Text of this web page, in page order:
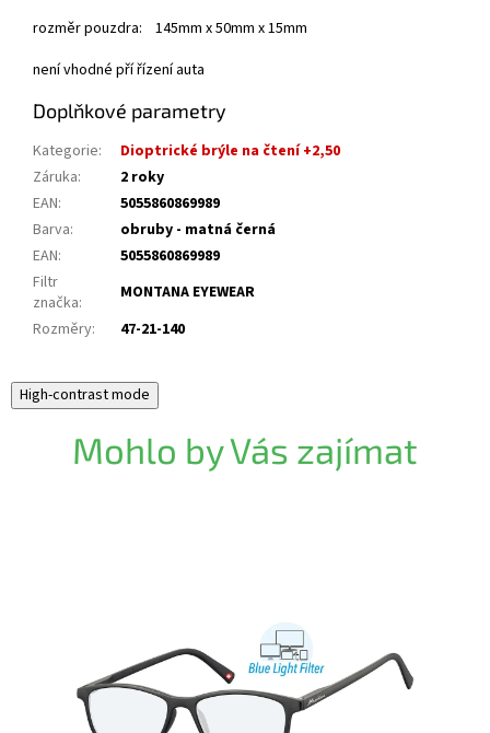
rozměr pouzdra: 145mm x 50mm x 15mm
není vhodné pří řízení auta
Doplňkové parametry
Kategorie:
Dioptrické brýle na čtení +2,50
Záruka:
2 roky
EAN:
5055860869989
Barva:
obruby - matná černá
EAN:
5055860869989
Filtr
značka:
MONTANA EYEWEAR
Rozměry: 47-21-140
High-contrast mode
Mohlo by Vás zajímat